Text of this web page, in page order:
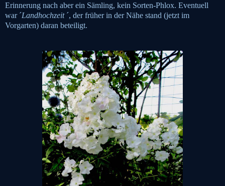
Erinnerung nach aber ein Sämling, kein Sorten-Phlox. Eventuell
war ´Landhochzeit´, der früher in der Nähe stand (jetzt im
Vorgarten) daran beteiligt.